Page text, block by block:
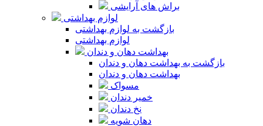
براش های آرایشی
لوازم بهداشتی
بازگشت به لوازم بهداشتی
لوازم بهداشتی
بهداشت دهان و دندان
بازگشت به بهداشت دهان و دندان
بهداشت دهان و دندان
مسواک
خمیر دندان
نخ دندان
دهان شویه